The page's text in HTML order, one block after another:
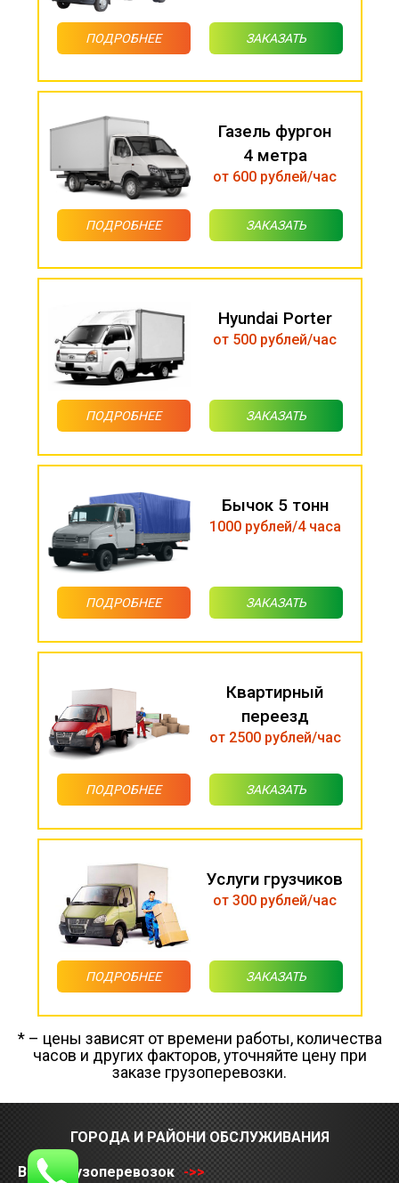
ПОДРОБНЕЕ ЗАКАЗАТЬ
Газель фургон
4 метра
от 600 рублей/час
ПОДРОБНЕЕ ЗАКАЗАТЬ
Hyundai Porter
от 500 рублей/час
ПОДРОБНЕЕ ЗАКАЗАТЬ
Бычок 5 тонн
1000 рублей/4 часа
ПОДРОБНЕЕ ЗАКАЗАТЬ
Квартирный
переезд
от 2500 рублей/час
ПОДРОБНЕЕ ЗАКАЗАТЬ
Услуги грузчиков
от 300 рублей/час
ПОДРОБНЕЕ ЗАКАЗАТЬ
* – цены зависят от времени работы, количества
часов и других факторов, уточняйте цену при
заказе грузоперевозки.
ГОРОДА И РАЙОНИ ОБСЛУЖИВАНИЯ
Виды грузоперевозок ->>